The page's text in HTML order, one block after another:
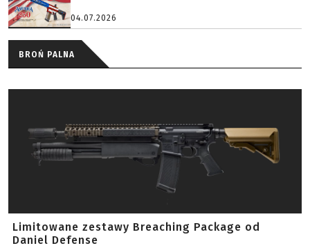
04.07.2026
BROŃ PALNA
Limitowane zestawy Breaching Package od
Daniel Defense